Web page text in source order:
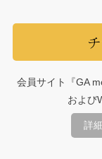
会員サイト『GA
および
詳